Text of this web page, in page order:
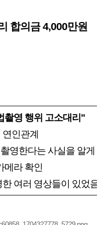
합의금 4,000만원
촬영 행위 고소대리"
연인관계
영한다는 사실을 알게 됨
메라 확인
여러 영상들이 있었음